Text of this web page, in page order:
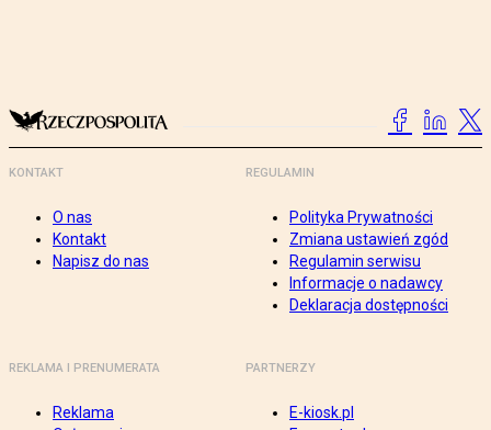
KONTAKT
O nas
Kontakt
Napisz do nas
REGULAMIN
Polityka Prywatności
Zmiana ustawień zgód
Regulamin serwisu
Informacje o nadawcy
Deklaracja dostępności
REKLAMA I PRENUMERATA
Reklama
PARTNERZY
E-kiosk.pl